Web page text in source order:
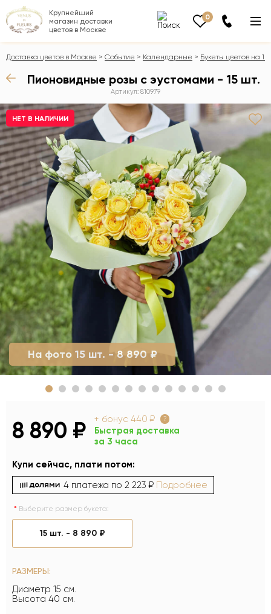
Крупнейший
магазин доставки
цветов в Москве
0
Доставка цветов в Москве Событие Календарные Букеты цветов на 1
Пионовидные розы с эустомами - 15 шт.
Артикул: 810979
На фото 15 шт. - 8 890 ₽
НЕТ В НАЛИЧИИ
8 890 ₽ + бонус 440 ₽ ?
Быстрая доставка
за 3 часа
Купи сейчас, плати потом:
4 платежа по 2 223 ₽ Подробнее
Выберите размер букета:
15 шт. - 8 890 ₽
РАЗМЕРЫ:
Диаметр 15 см.
Высота 40 см.